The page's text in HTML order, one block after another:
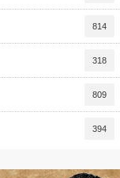
814
318
809
394